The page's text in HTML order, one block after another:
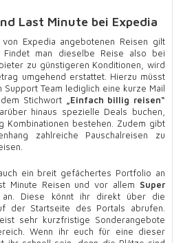
Last Minute bei Expedia
Expedia angebotenen Reisen gilt
. Findet man dieselbe Reise also bei
zu günstigeren Konditionen, wird
umgehend erstattet. Hierzu müsst
Team lediglich eine kurze Mail
Stichwort
„Einfach billig reisen“
hinaus spezielle Deals buchen,
Kombinationen bestehen. Zudem gibt
zahlreiche Pauschalreisen zu
ein breit gefächertes Portfolio an
Minute Reisen und vor allem Super
an. Diese könnt ihr direkt über die
der Startseite des Portals abrufen.
sehr kurzfristige Sonderangebote
Wenn ihr euch für eine dieser